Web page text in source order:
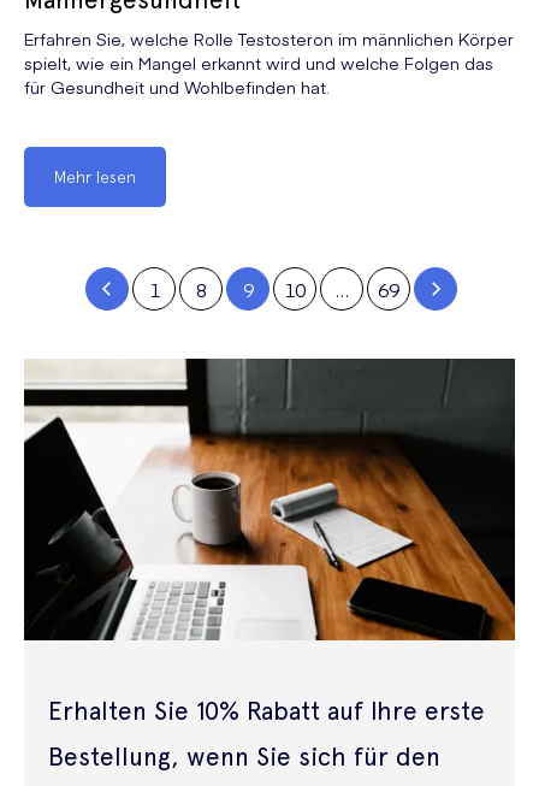
Erfahren Sie, welche Rolle Testosteron im männlichen Körper
spielt, wie ein Mangel erkannt wird und welche Folgen das
für Gesundheit und Wohlbefinden hat.
Mehr lesen
1 8 9 10 … 69
Erhalten Sie 10% Rabatt auf Ihre erste
Bestellung, wenn Sie sich für den